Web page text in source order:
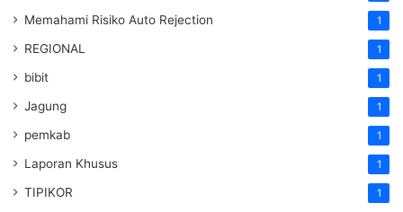
Memahami Risiko Auto Rejection 1
REGIONAL 1
bibit 1
Jagung 1
pemkab 1
Laporan Khusus 1
TIPIKOR 1